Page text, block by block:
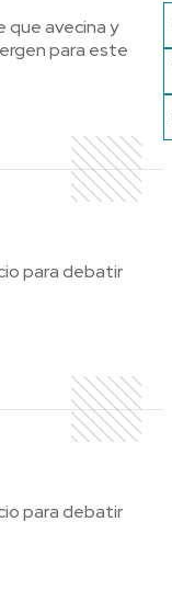
que avecina y
para este
para debatir
para debatir